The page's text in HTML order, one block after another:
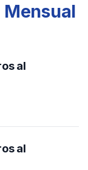
al
al